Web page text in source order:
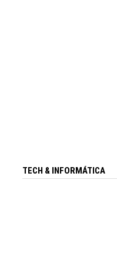
TECH & INFORMÁTICA